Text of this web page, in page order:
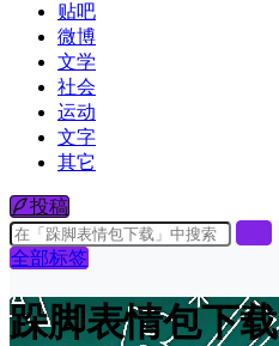
贴吧
微博
文学
社会
运动
文字
其它
投稿
全部标签
跺脚表情包下载